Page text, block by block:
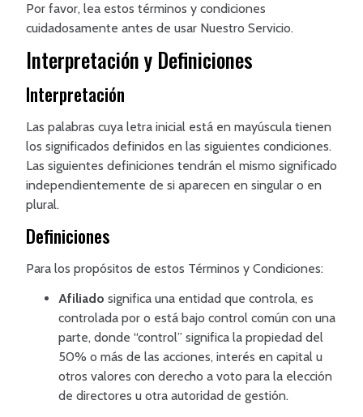
Por favor, lea estos términos y condiciones
cuidadosamente antes de usar Nuestro Servicio.
Interpretación y Definiciones
Interpretación
Las palabras cuya letra inicial está en mayúscula tienen
los significados definidos en las siguientes condiciones.
Las siguientes definiciones tendrán el mismo significado
independientemente de si aparecen en singular o en
plural.
Definiciones
Para los propósitos de estos Términos y Condiciones:
Afiliado significa una entidad que controla, es
controlada por o está bajo control común con una
parte, donde “control” significa la propiedad del
50% o más de las acciones, interés en capital u
otros valores con derecho a voto para la elección
de directores u otra autoridad de gestión.